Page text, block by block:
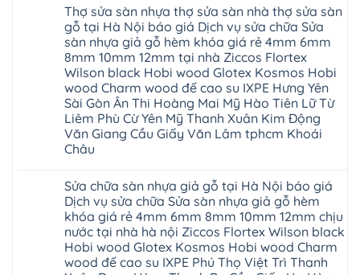
Ninh
Thanh
Miện
Nghệ
An
Thanh
Hà
Ninh
Bình
Thái
Bình
Thanh
Hóa
Quỳnh
Phụ
Lào
Cai
Tuyên
Quang
Glotex
có
tốt
không
sàn
nhựa
glotex
của
nước
nào
Hà
Nội
Thanh
Đà
Nẵng
Gia
Lâm
Phú
Thọ
Hải
Phòng
Sóc
ngủ
tại
Hà
Nội
cửa
composite
báo
giá
rẻ
Bắc
Ninh
Thanh
Xuân
Tây
Hồ
Thái
Bình
Hưng
Yên
Đông
Hạ
Long
bình
luận
ở
Cửa
nhựa
nhà
vệ
sinh
tại
Hà
Nội
báo
giá
cửa
nhựa
vệ
sinh
giá
rẻ
tpHCM
Thanh
Xuân
Bắc
Ninh
Thợ sửa sàn nhựa thợ sửa sàn nhà thợ sửa sàn
gỗ tại Hà Nội báo giá Dịch vụ sửa chữa Sửa
sàn nhựa giả gỗ hèm khóa giá rẻ 4mm 6mm
8mm 10mm 12mm tại nhà Ziccos Flortex
Wilson black Hobi wood Glotex Kosmos Hobi
wood Charm wood đế cao su IXPE Hưng Yên
Sài Gòn Ân Thi Hoàng Mai Mỹ Hào Tiên Lữ Từ
Liêm Phù Cừ Yên Mỹ Thanh Xuân Kim Động
Văn Giang Cầu Giấy Văn Lâm tphcm Khoái
Châu
bình
luận
ở
Thợ
sửa
sàn
nhựa
thợ
sửa
Sửa chữa sàn nhựa giả gỗ tại Hà Nội báo giá
Dịch vụ sửa chữa Sửa sàn nhựa giả gỗ hèm
khóa giá rẻ 4mm 6mm 8mm 10mm 12mm chịu
nước tại nhà hà nội Ziccos Flortex Wilson black
Hobi wood Glotex Kosmos Hobi wood Charm
wood đế cao su IXPE Phú Thọ Việt Trì Thanh